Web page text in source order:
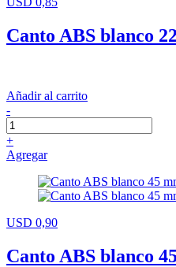
Canto ABS blanco
Añadir al carrito
-
+
Agregar
USD 0,90
Canto ABS blanco